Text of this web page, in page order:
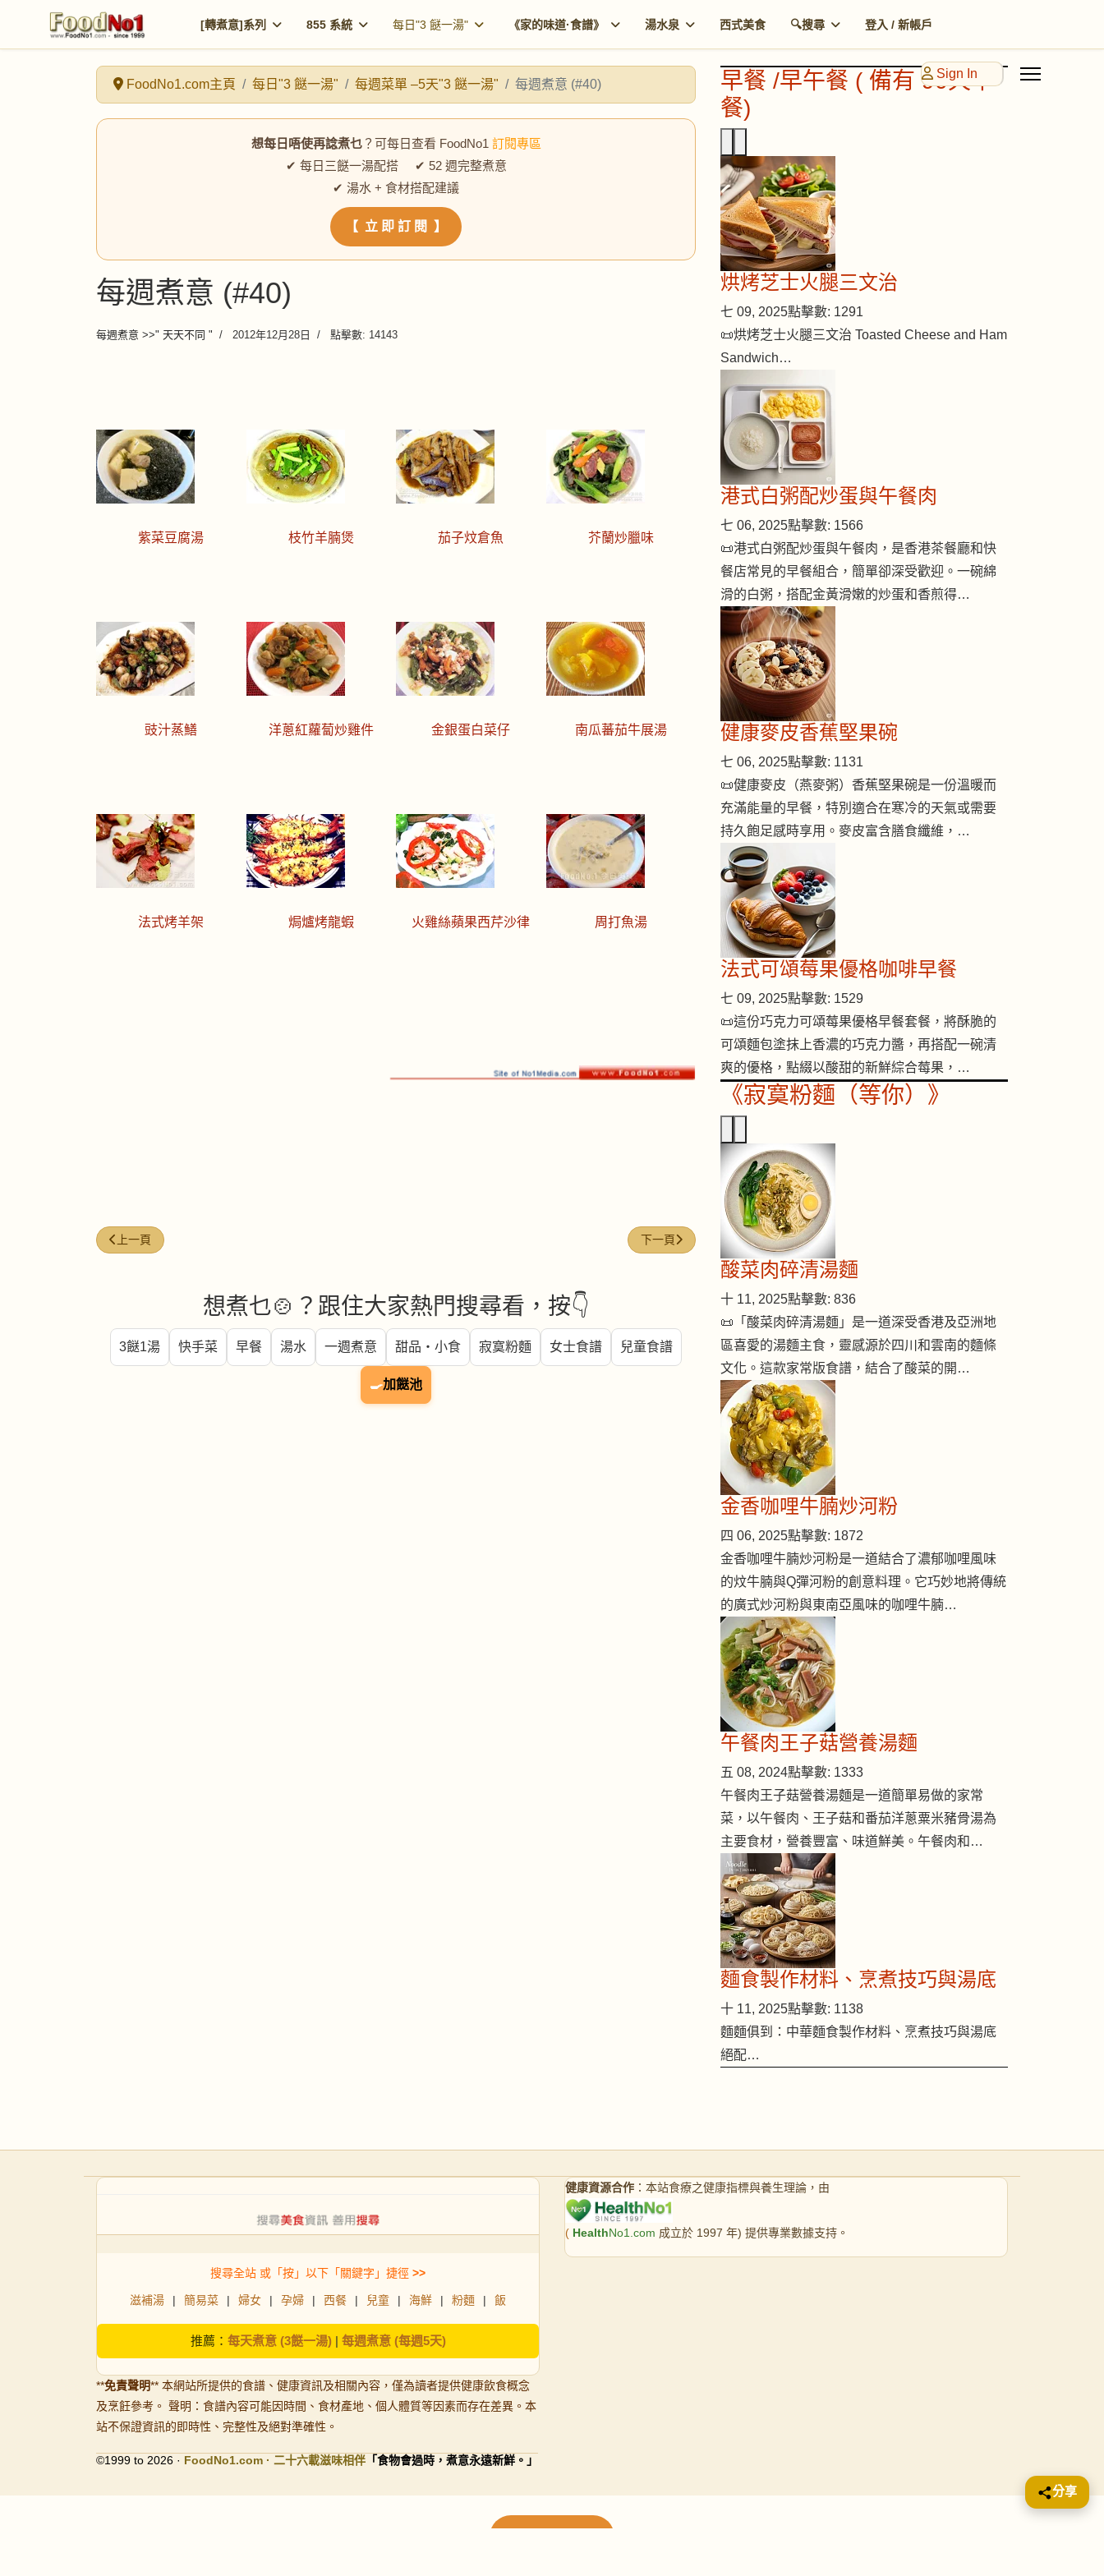
[轉煮意]系列 855 系統 每日"3 餸一湯" 《家的味道·食譜》 湯水泉 西式美食 🔍搜尋 登入 / 新帳戶
Sign In
FoodNo1.com主頁 每日"3 餸一湯" 每週菜單 –5天"3 餸一湯" 每週煮意 (#40)
想每日唔使再諗煮乜？可每日查看 FoodNo1 訂閱專區
✔ 每日三餸一湯配搭 ✔ 52 週完整煮意
✔ 湯水 + 食材搭配建議
【 立 即 訂 閱 】
每週煮意 (#40)
每週煮意 >>" 天天不同 " 2012年12月28日 點擊數: 14143
紫菜豆腐湯 枝竹羊腩煲 茄子炆倉魚 芥蘭炒臘味
豉汁蒸鱔 洋蔥紅蘿蔔炒雞件 金銀蛋白菜仔 南瓜蕃茄牛展湯
法式烤羊架 焗爐烤龍蝦 火雞絲蘋果西芹沙律 周打魚湯
上一篇文章: 每週煮意 (#41)
上一頁 下一篇文章: 每週煮意 (#39)
下一頁
想煮乜🍲？跟住大家熱門搜尋看，按👇
3餸1湯 快手菜 早餐 湯水 一週煮意 甜品・小食 寂寞粉麵 女士食譜 兒童食譜
🍳加餸池
早餐 /早午餐 ( 備有 90天早
餐)
烘烤芝士火腿三文治
七 09, 2025點擊數: 1291
📜烘烤芝士火腿三文治 Toasted Cheese and Ham
Sandwich…
港式白粥配炒蛋與午餐肉
七 06, 2025點擊數: 1566
📜港式白粥配炒蛋與午餐肉，是香港茶餐廳和快
餐店常見的早餐組合，簡單卻深受歡迎。一碗綿
滑的白粥，搭配金黃滑嫩的炒蛋和香煎得…
健康麥皮香蕉堅果碗
七 06, 2025點擊數: 1131
📜健康麥皮（燕麥粥）香蕉堅果碗是一份溫暖而
充滿能量的早餐，特別適合在寒冷的天氣或需要
持久飽足感時享用。麥皮富含膳食纖維，…
法式可頌莓果優格咖啡早餐
七 09, 2025點擊數: 1529
📜這份巧克力可頌莓果優格早餐套餐，將酥脆的
可頌麵包塗抹上香濃的巧克力醬，再搭配一碗清
爽的優格，點綴以酸甜的新鮮綜合莓果，…
《寂寞粉麵（等你）》
酸菜肉碎清湯麵
十 11, 2025點擊數: 836
📜「酸菜肉碎清湯麵」是一道深受香港及亞洲地
區喜愛的湯麵主食，靈感源於四川和雲南的麵條
文化。這款家常版食譜，結合了酸菜的開…
金香咖哩牛腩炒河粉
四 06, 2025點擊數: 1872
金香咖哩牛腩炒河粉是一道結合了濃郁咖哩風味
的炆牛腩與Q彈河粉的創意料理。它巧妙地將傳統
的廣式炒河粉與東南亞風味的咖哩牛腩…
午餐肉王子菇營養湯麵
五 08, 2024點擊數: 1333
午餐肉王子菇營養湯麵是一道簡單易做的家常
菜，以午餐肉、王子菇和番茄洋蔥粟米豬骨湯為
主要食材，營養豐富、味道鮮美。午餐肉和…
麵食製作材料、烹煮技巧與湯底
十 11, 2025點擊數: 1138
麵麵俱到：中華麵食製作材料、烹煮技巧與湯底
絕配…
搜尋全站 或「按」以下「關鍵字」捷徑 >>
滋補湯 | 簡易菜 | 婦女 | 孕婦 | 西餐 | 兒童 | 海鮮 | 粉麵 | 飯
推薦： 每天煮意 (3餸一湯)| 每週煮意 (每週5天)
**免責聲明** 本網站所提供的食譜、健康資訊及相關內容，僅為讀者提供健康飲食概念
及烹飪參考。 聲明：食譜內容可能因時間、食材產地、個人體質等因素而存在差異。本
站不保證資訊的即時性、完整性及絕對準確性。
©1999 to 2026 · FoodNo1.com · 二十六載滋味相伴 「食物會過時，煮意永遠新鮮。」
健康資源合作 ：本站食療之健康指標與養生理論，由
( HealthNo1.com 成立於 1997 年) 提供專業數據支持。
分享